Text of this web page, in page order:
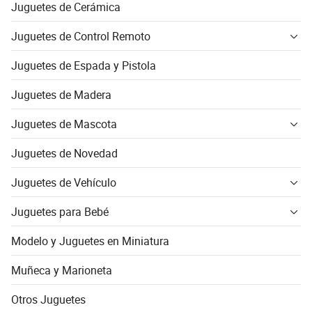
Juguetes de Cerámica
Juguetes de Control Remoto
Juguetes de Espada y Pistola
Juguetes de Madera
Juguetes de Mascota
Juguetes de Novedad
Juguetes de Vehículo
Juguetes para Bebé
Modelo y Juguetes en Miniatura
Muñeca y Marioneta
Otros Juguetes